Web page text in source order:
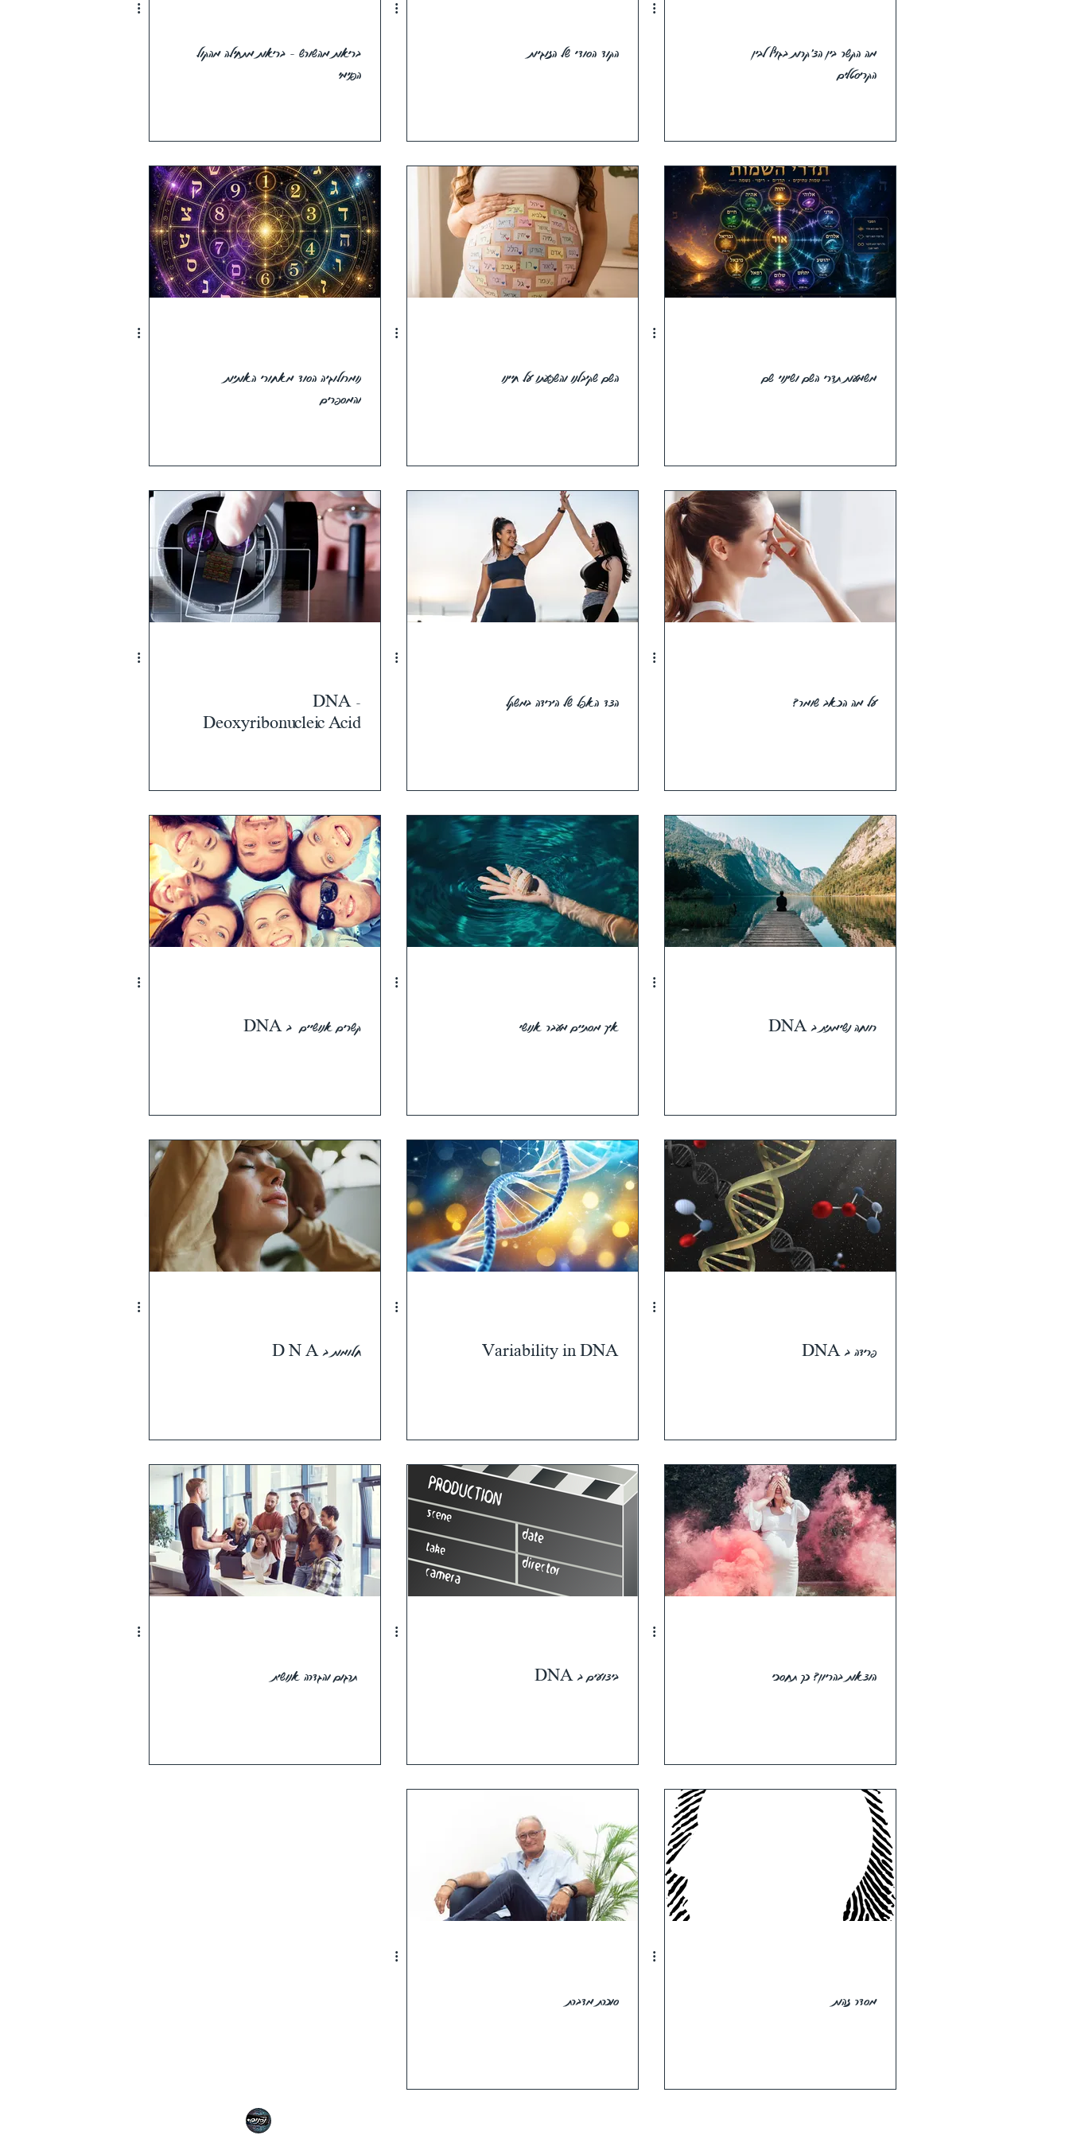
GO
GO
מה הקשר בין הצ'קרות בגוף לבין
הקריסטלים
הקוד הסודי של הזוגיות
בריאות מהשורש - בריאות מתחילה מהקול
הפנימי
משמעות תדרי השם ושינוי שם השם שקיבלנו והשפעתו על חיינו
נומרולוגיה הסוד מאחורי האותיות
והמספרים
על מה הכאב שומר? הצד האפל של הירידה במשקל
DNA -
Deoxyribonucleic Acid
רווחה נשימתית ב DNA איך מסתיים מעבר אנושי קשרים אנושיים ב DNA
פרידה ב DNA Variability in DNA חלומות ב D N A
הוצאות בהריון? כך תחסכי ביצועים ב DNA תרגום והגדרה אנושית
מסדר זהות סוכרת מדברת